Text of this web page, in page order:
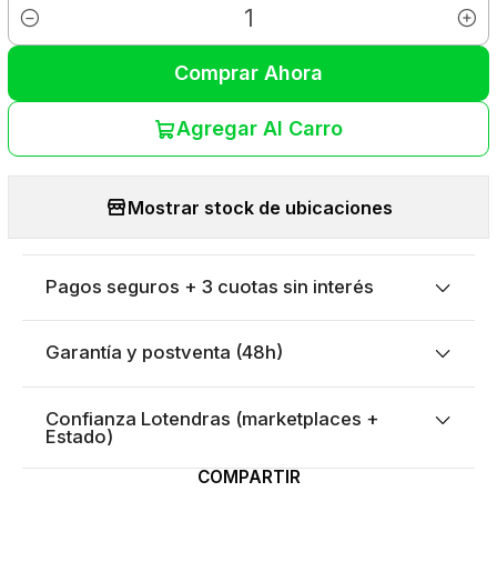
Cantidad
Agregar Al Carro
Comprar Ahora
Mostrar stock de ubicaciones
Pagos seguros + 3 cuotas sin interés
Garantía y postventa (48h)
Confianza Lotendras (marketplaces +
Estado)
COMPARTIR